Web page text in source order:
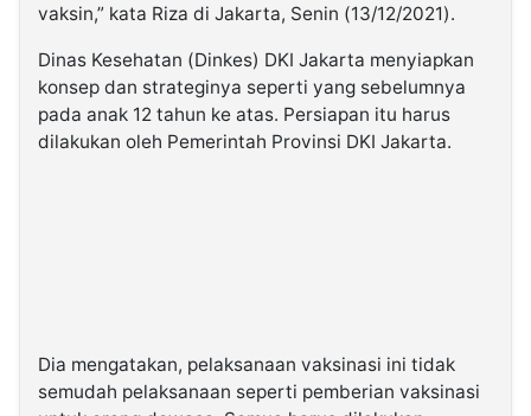
vaksin,” kata Riza di Jakarta, Senin (13/12/2021).
Dinas Kesehatan (Dinkes) DKI Jakarta menyiapkan
konsep dan strateginya seperti yang sebelumnya
pada anak 12 tahun ke atas. Persiapan itu harus
dilakukan oleh Pemerintah Provinsi DKI Jakarta.
Dia mengatakan, pelaksanaan vaksinasi ini tidak
semudah pelaksanaan seperti pemberian vaksinasi